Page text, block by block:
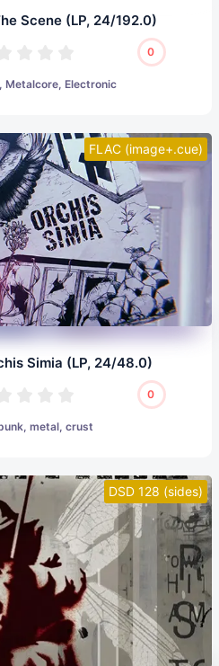
Scene (LP, 24/192.0)
0
Metalcore, Electronic
FLAC (image+.cue)
Simia (LP, 24/48.0)
0
metal, crust
DSD 128 (sides)